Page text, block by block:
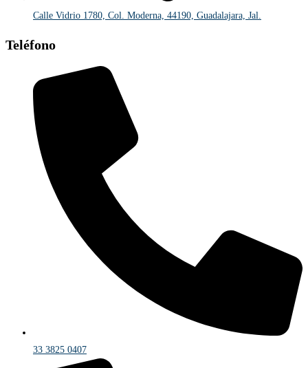
Calle Vidrio 1780, Col. Moderna, 44190, Guadalajara, Jal.
Teléfono
33 3825 0407